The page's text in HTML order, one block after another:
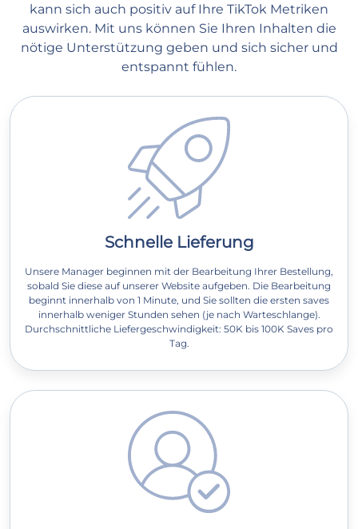
kann sich auch positiv auf Ihre TikTok Metriken
auswirken. Mit uns können Sie Ihren Inhalten die
nötige Unterstützung geben und sich sicher und
entspannt fühlen.
Schnelle Lieferung
Unsere Manager beginnen mit der Bearbeitung Ihrer Bestellung,
sobald Sie diese auf unserer Website aufgeben. Die Bearbeitung
beginnt innerhalb von 1 Minute, und Sie sollten die ersten saves
innerhalb weniger Stunden sehen (je nach Warteschlange).
Durchschnittliche Liefergeschwindigkeit: 50K bis 100K Saves pro
Tag.